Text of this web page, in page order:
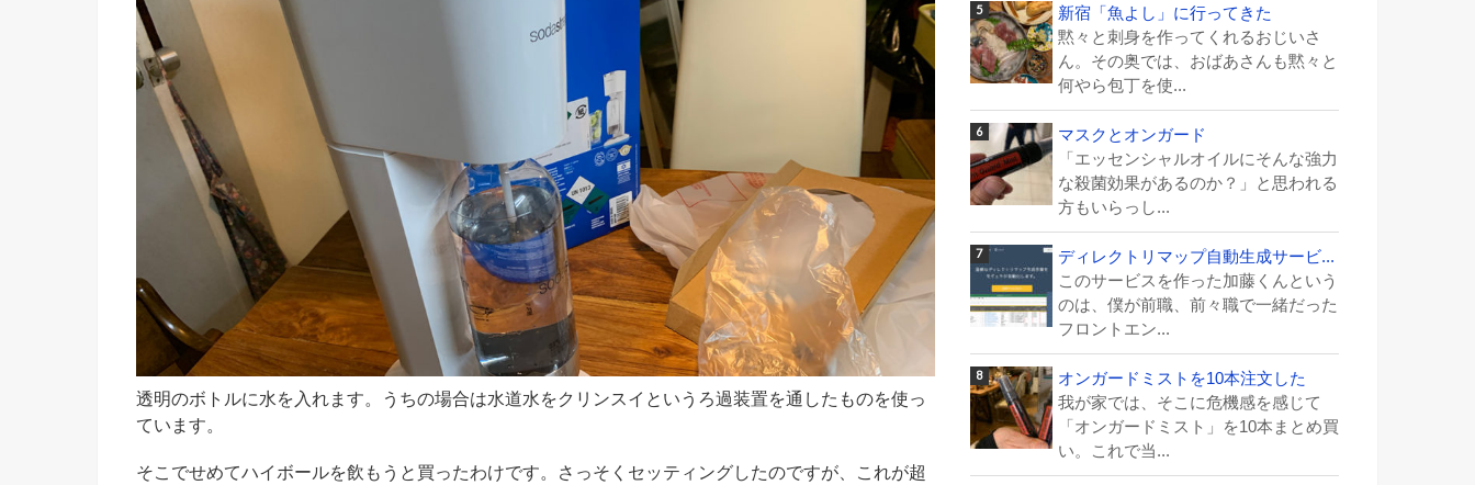
透明のボトルに水を入れます。うちの場合は水道水をクリンスイというろ過装置を通したものを使っ
ています。
そこでせめてハイボールを飲もうと買ったわけです。さっそくセッティングしたのですが、これが超
新宿「魚よし」に行ってきた
黙々と刺身を作ってくれるおじいさ
ん。その奥では、おばあさんも黙々と
何やら包丁を使...
マスクとオンガード
「エッセンシャルオイルにそんな強力
な殺菌効果があるのか？」と思われる
方もいらっし...
ディレクトリマップ自動生成サービ...
このサービスを作った加藤くんという
のは、僕が前職、前々職で一緒だった
フロントエン...
オンガードミストを10本注文した
我が家では、そこに危機感を感じて
「オンガードミスト」を10本まとめ買
い。これで当...